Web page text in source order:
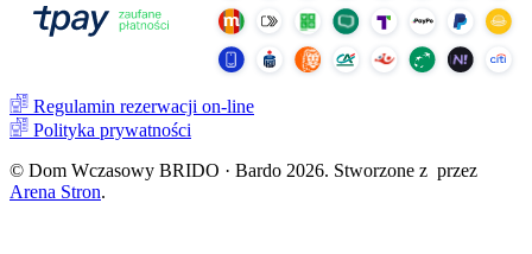
Regulamin rezerwacji on-line
Polityka prywatności
© Dom Wczasowy BRIDO · Bardo 2026. Stworzone z przez
Arena Stron.